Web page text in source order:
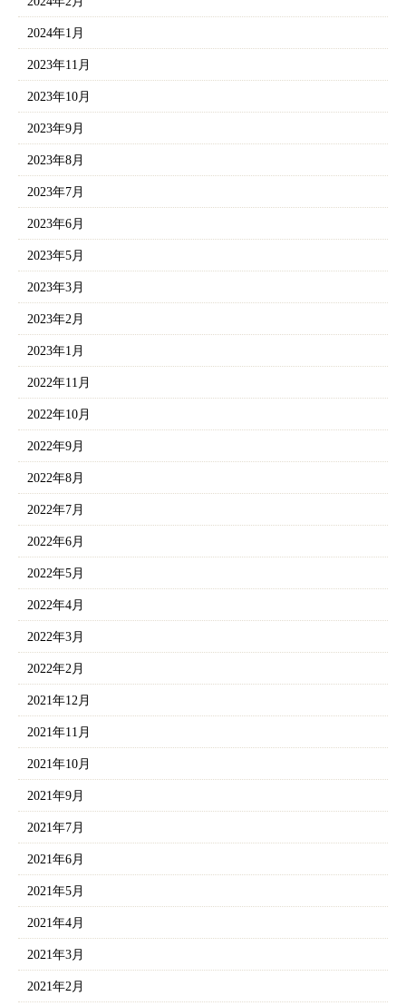
2024年1月
2023年11月
2023年10月
2023年9月
2023年8月
2023年7月
2023年6月
2023年5月
2023年3月
2023年2月
2023年1月
2022年11月
2022年10月
2022年9月
2022年8月
2022年7月
2022年6月
2022年5月
2022年4月
2022年3月
2022年2月
2021年12月
2021年11月
2021年10月
2021年9月
2021年7月
2021年6月
2021年5月
2021年4月
2021年3月
2021年2月